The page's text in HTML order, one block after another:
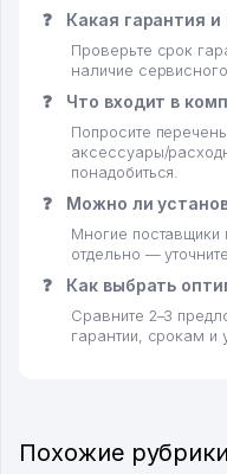
❓ Какая гарантия
Проверьте срок
наличие
❓ Что входит в
Попросите
аксессуары/
понадобиться.
❓ Можно ли
Многие поставщики
отдельно —
❓ Как выбрать
Сравните 2–3
гарантии, срокам и
Похожие рубрики